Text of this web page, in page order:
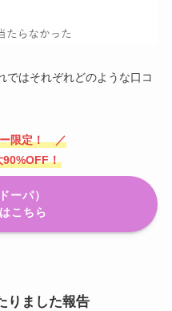
ではそれぞれどのような口コ
限定！ ／
90%OFF！
ーパ）
こちら
りました報告